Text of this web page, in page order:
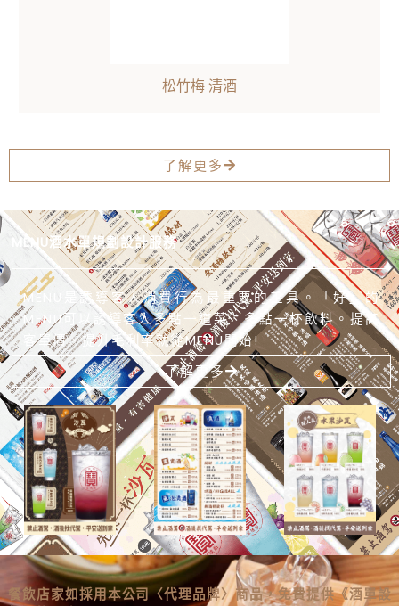
了解更多
MENU酒水單規劃設計服務
MENU是誘導客人消費行為最重要的工具。「好」的
MENU可以誘導客人多點一道菜、多點一杯飲料。提高
客單價、提升毛利率就從MENU開始!
了解更多
餐飲店家如採用本公司〈代理品牌〉商品，免費提供《酒單設